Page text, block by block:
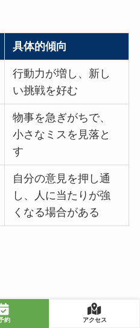
約 アクセス
具体的傾向
行動力が増し、新し
い挑戦を好む
物事を急ぎがちで、
小さなミスを見落と
す
自分の意見を押し通
し、人に当たりが強
くなる場合がある
、皮脂の分泌が活性化